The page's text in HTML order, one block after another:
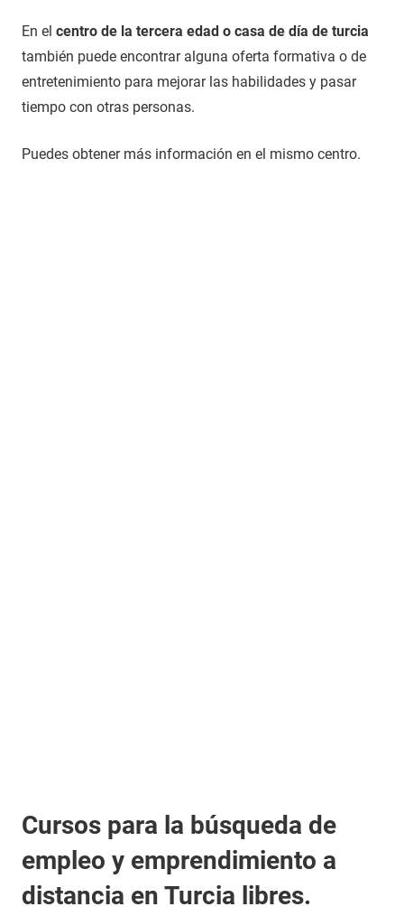
En el centro de la tercera edad o casa de día de turcia
también puede encontrar alguna oferta formativa o de
entretenimiento para mejorar las habilidades y pasar
tiempo con otras personas.
Puedes obtener más información en el mismo centro.
Cursos para la búsqueda de
empleo y emprendimiento a
distancia en Turcia libres.